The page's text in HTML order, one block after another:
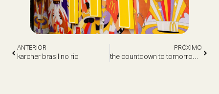
ANTERIOR
karcher brasil no rio
PRÓXIMO
the countdown to tomorrowland brasil by budweiser